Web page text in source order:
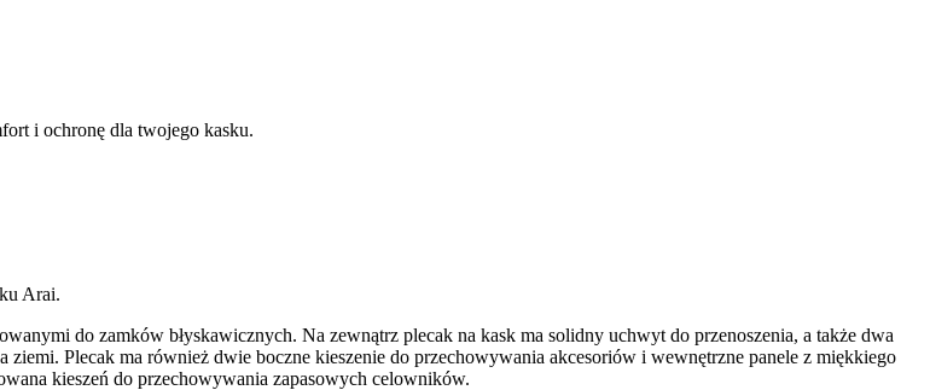
i ochronę dla twojego kasku.
Arai.
do zamków błyskawicznych. Na zewnątrz plecak na kask ma solidny uchwyt do przenoszenia, a także dwa
ziemi. Plecak ma również dwie boczne kieszenie do przechowywania akcesoriów i wewnętrzne panele z miękkiego
kieszeń do przechowywania zapasowych celowników.